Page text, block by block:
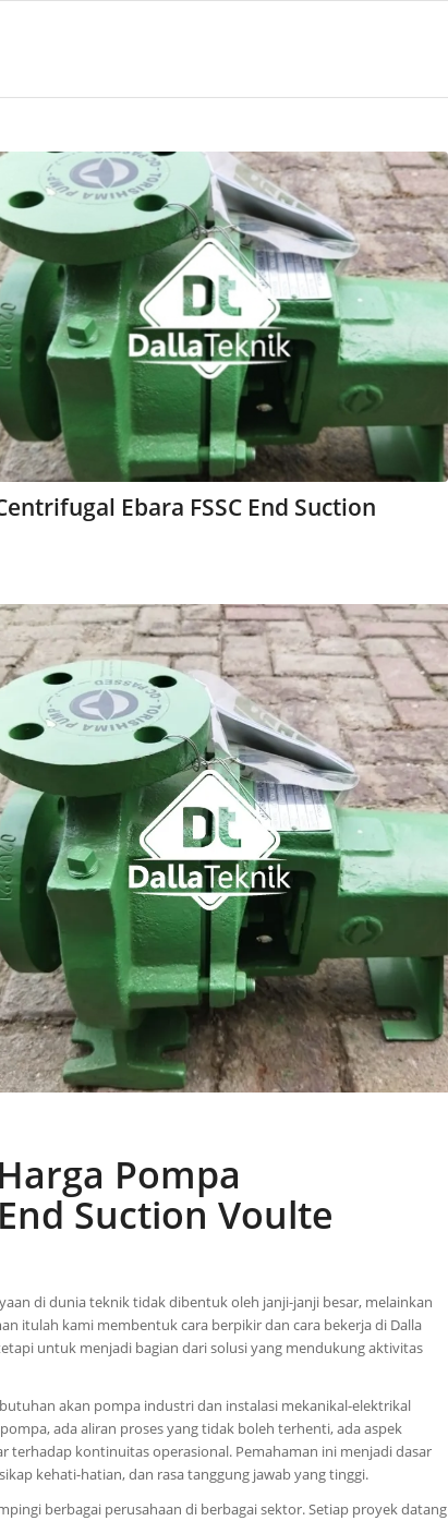
Ebara FSSC End Suction
Pompa
Suction Voulte
di dunia teknik tidak dibentuk oleh janji-janji besar, melainkan
itulah kami membentuk cara berpikir dan cara bekerja di Dalla
untuk menjadi bagian dari solusi yang mendukung aktivitas
akan pompa industri dan instalasi mekanikal-elektrikal
ada aliran proses yang tidak boleh terhenti, ada aspek
terhadap kontinuitas operasional. Pemahaman ini menjadi dasar
kehati-hatian, dan rasa tanggung jawab yang tinggi.
berbagai perusahaan di berbagai sektor. Setiap proyek datang